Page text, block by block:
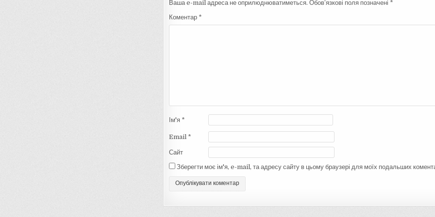
Ваша e-mail адреса не оприлюднюватиметься. Обов’язкові поля позначені *
Коментар *
Ім'я *
Email *
Сайт
Зберегти моє ім'я, e-mail, та адресу сайту в цьому браузері для моїх подальших